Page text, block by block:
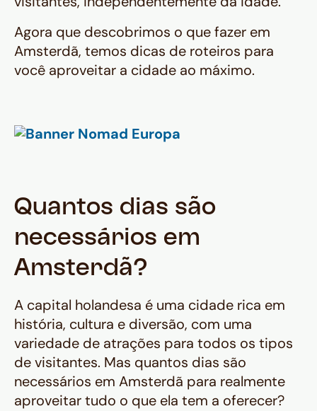
Agora que descobrimos o que fazer em
Amsterdã, temos dicas de roteiros para
você aproveitar a cidade ao máximo.
Quantos dias são
necessários em
Amsterdã?
A capital holandesa é uma cidade rica em
história, cultura e diversão, com uma
variedade de atrações para todos os tipos
de visitantes. Mas quantos dias são
necessários em Amsterdã para realmente
aproveitar tudo o que ela tem a oferecer?